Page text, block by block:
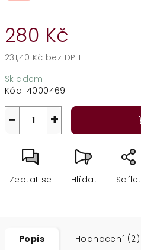
280 Kč
231,40 Kč bez DPH
cena:
Skladem
Kód: 4000469
+
−
Zeptat se Hlídat Sdílet
Popis Hodnocení (2)